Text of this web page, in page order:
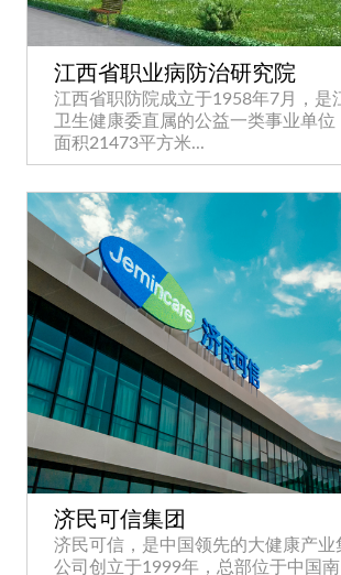
江西省职业病防治研究院
江西省职防院成立于1958年7月，是
卫生健康委直属的公益一类事业单位
面积21473平方米...
济民可信集团
济民可信，是中国领先的大健康产业
公司创立于1999年，总部位于中国